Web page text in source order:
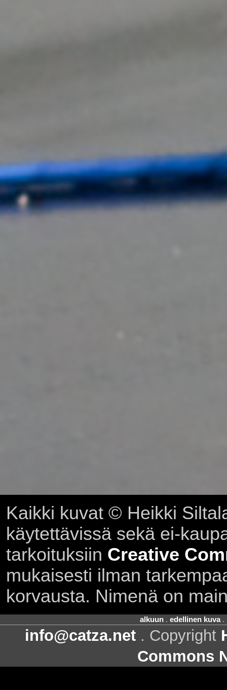
Kaikki kuvat © Heikki
käytettävissä sekä ei-
tarkoituksiin Creative
mukaisesti ilman
korvausta. Nimenä on
alkuun. edellinen kuva.
info@catza.net . Copyright
Commons